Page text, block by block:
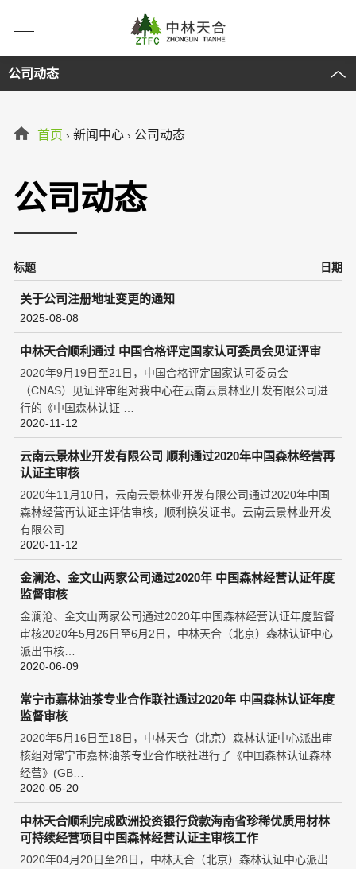
公司动态
首页 › 新闻中心› 公司动态
公司动态
标题 日期
关于公司注册地址变更的通知
2025-08-08
中林天合顺利通过 中国合格评定国家认可委员会见证评审
2020年9月19日至21日，中国合格评定国家认可委员会
（CNAS）见证评审组对我中心在云南云景林业开发有限公司进
行的《中国森林认证 …
2020-11-12
云南云景林业开发有限公司 顺利通过2020年中国森林经营再
认证主审核
2020年11月10日，云南云景林业开发有限公司通过2020年中国
森林经营再认证主评估审核，顺利换发证书。云南云景林业开发
有限公司…
2020-11-12
金澜沧、金文山两家公司通过2020年 中国森林经营认证年度
监督审核
金澜沧、金文山两家公司通过2020年中国森林经营认证年度监督
审核2020年5月26日至6月2日，中林天合（北京）森林认证中心
派出审核…
2020-06-09
常宁市嘉林油茶专业合作联社通过2020年 中国森林认证年度
监督审核
2020年5月16日至18日，中林天合（北京）森林认证中心派出审
核组对常宁市嘉林油茶专业合作联社进行了《中国森林认证森林
经营》(GB…
2020-05-20
中林天合顺利完成欧洲投资银行贷款海南省珍稀优质用材林
可持续经营项目中国森林经营认证主审核工作
2020年04月20日至28日，中林天合（北京）森林认证中心派出